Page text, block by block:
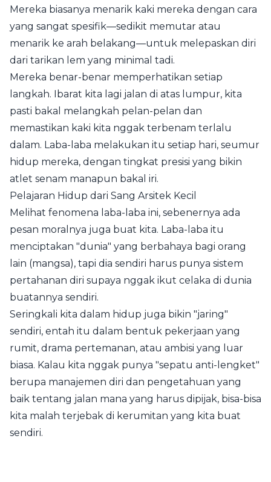
Mereka biasanya menarik kaki mereka dengan cara
yang sangat spesifik—sedikit memutar atau
menarik ke arah belakang—untuk melepaskan diri
dari tarikan lem yang minimal tadi.
Mereka benar-benar memperhatikan setiap
langkah. Ibarat kita lagi jalan di atas lumpur, kita
pasti bakal melangkah pelan-pelan dan
memastikan kaki kita nggak terbenam terlalu
dalam. Laba-laba melakukan itu setiap hari, seumur
hidup mereka, dengan tingkat presisi yang bikin
atlet senam manapun bakal iri.
Pelajaran Hidup dari Sang Arsitek Kecil
Melihat fenomena laba-laba ini, sebenernya ada
pesan moralnya juga buat kita. Laba-laba itu
menciptakan "dunia" yang berbahaya bagi orang
lain (mangsa), tapi dia sendiri harus punya sistem
pertahanan diri supaya nggak ikut celaka di dunia
buatannya sendiri.
Seringkali kita dalam hidup juga bikin "jaring"
sendiri, entah itu dalam bentuk pekerjaan yang
rumit, drama pertemanan, atau ambisi yang luar
biasa. Kalau kita nggak punya "sepatu anti-lengket"
berupa manajemen diri dan pengetahuan yang
baik tentang jalan mana yang harus dipijak, bisa-bisa
kita malah terjebak di kerumitan yang kita buat
sendiri.